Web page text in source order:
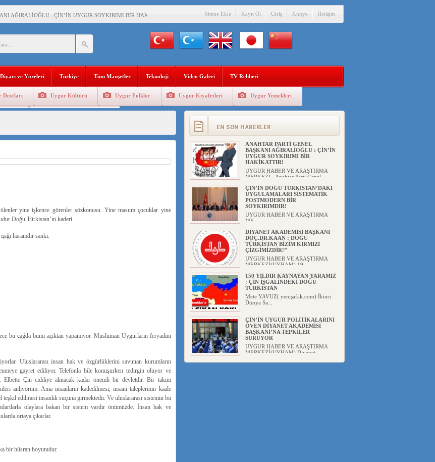
AĞIRALİOĞLU : ÇİN’İN UYGUR SOYKIRIMI BİR HAKİKATTIR!
UYGULAMALARI SİSTEMATİK POSTMODERN BİR SOYKIRIMDIR!
DOÇ.DR.KAAN : DOĞU TÜRKİSTAN BİZİM KIRMIZI ÇİZGİMİZDİR!”
: ÇİN İŞGALİNDEKİ DOĞU TÜRKİSTAN
ÖVEN DİYANET AKADEMİSİ BAŞKANI’NA TEPKİLER SÜRÜYOR
TRABZON ZİYARETİ
MEHMET”DİZİSİNE GARİP SANSÜR VE HADSIZ İHTAR
Sitene Ekle Kayıt Ol Giriş Künye İletişim
ve Yöreleri Türkiye Tüm Manşetler Teknoloji Video Galeri TV Rehberi
Dostları Uygur Kültürü Uygur Folklor Uygur Kıyafetleri Uygur Yemekleri
yine işkence görenler sözkonusu. Yine masum çocuklar yine
Doğu Türkistan’ın kaderi.
haramdır sanki.
çağda bunu açıktan yapamıyor. Müslüman Uygurların feryadını
Uluslararası insan hak ve özgürlüklerini savunan kurumların
gayret ediliyor. Telefonla bile konuşurken tedirgin oluyor ve
Çin ciddiye alınacak kadar önemli bir devletdir. Bir takım
anlıyorum. Ama insanların katledilmesi, insani taleplerinin kaale
edilmesi insanlık suçuna girmektedir. Ve uluslararası sistemin bu
olaylara bakan bir sistem vardır önümüzde. İnsan hak ve
ortaya çıkarlar.
bir hüsran boyutudur.
EN SON HABERLER
ANAHTAR PARTİ GENEL
BAŞKANI AĞIRALİOĞLU : ÇİN’İN
UYGUR SOYKIRIMI BİR
HAKİKATTIR!
UYGUR HABER VE ARAŞTIRMA
MERKEZİ Anahtar Parti Genel
ÇİN’İN DOĞU TÜRKİSTAN’DAKİ
UYGULAMALARI SİSTEMATİK
POSTMODERN BİR
SOYKIRIMDIR!
UYGUR HABER VE ARAŞTIRMA
ME...
DİYANET AKADEMİSİ BAŞKANI
DOÇ.DR.KAAN : DOĞU
TÜRKİSTAN BİZİM KIRMIZI
ÇİZGİMİZDİR!”
UYGUR HABER VE ARAŞTIRMA
MERKEZİ(UYHAM) 19...
150 YILDIR KAYNAYAN YARAMIZ
: ÇİN İŞGALİNDEKİ DOĞU
TÜRKİSTAN
Mete YAVUZ( yenişafak.com) İkinci
Dünya Sa...
ÇİN’İN UYGUR POLİTİKALARINI
ÖVEN DİYANET AKADEMİSİ
BAŞKANI’NA TEPKİLER
SÜRÜYOR
UYGUR HABER VE ARAŞTIRMA
MERKEZİ(UYHAM) Diyanet
MHP’DEN URUMÇİ KATLİAMI